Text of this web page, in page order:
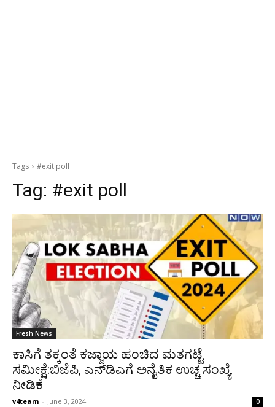
Tags #exit poll
Tag: #exit poll
Fresh News
ಕಾಸಿಗೆ ತಕ್ಕಂತೆ ಕಜ್ಜಾಯ ಹಂಚಿದ ಮತಗಟ್ಟೆ
ಸಮೀಕ್ಷೆ:ಬಿಜೆಪಿ, ಎನ್‌ಡಿಎಗೆ ಅನೈತಿಕ ಉಚ್ಚ ಸಂಖ್ಯೆ
ನೀಡಿಕೆ
v4team - June 3, 2024 0